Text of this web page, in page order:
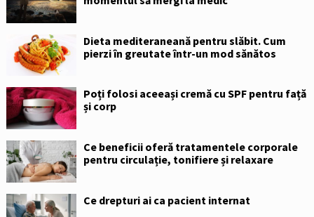
Dieta mediteraneană pentru slăbit. Cum
pierzi în greutate într-un mod sănătos
Poți folosi aceeași cremă cu SPF pentru față
și corp
Ce beneficii oferă tratamentele corporale
pentru circulație, tonifiere și relaxare
Ce drepturi ai ca pacient internat